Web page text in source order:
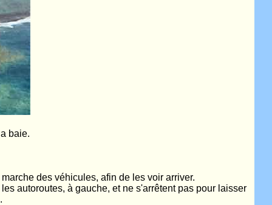
baie.
des véhicules, afin de les voir arriver.
autoroutes, à gauche, et ne s'arrêtent pas pour laisser